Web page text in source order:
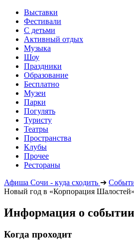
Выставки
Фестивали
С детьми
Активный отдых
Музыка
Шоу
Праздники
Образование
Бесплатно
Музеи
Парки
Погулять
Туристу
Театры
Пространства
Клубы
Прочее
Рестораны
Афиша Сочи - куда сходить ➔
Новый год в «Корпорация
Информация о событии
Когда проходит